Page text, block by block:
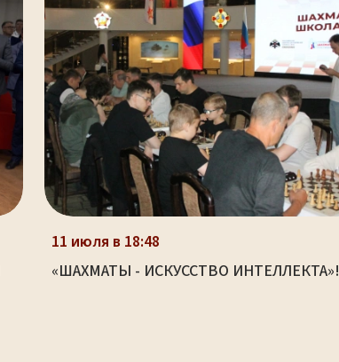
11 июля в 18:48
«ШАХМАТЫ - ИСКУССТВО ИНТЕЛЛЕКТА»!